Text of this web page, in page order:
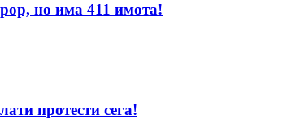
но има 411 имота!
протести сега!